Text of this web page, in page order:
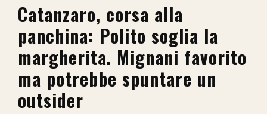
Giudiziaria
Politica
Sport
Attualità
Catanzaro, corsa alla
panchina: Polito soglia la
margherita. Mignani favorito
ma potrebbe spuntare un
outsider